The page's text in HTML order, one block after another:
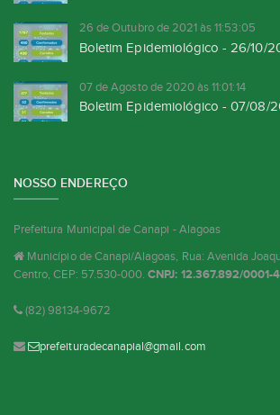
26 de Outubro de 2021 às 11:53:05
Boletim Epidemiológico - 26/10/
07 de Agosto de 2020 às 11:01:14
Boletim Epidemiológico - 07/08/
NOSSO ENDEREÇO
Prefeitura Municipal de Canapi - Alagoas
Município de Canapi/Alagoas, Rua: Avenida
Centro, CEP: 57.530-000.CNPJ: 12.367.892/0001-
(82) 98134-9672
prefeituradecanapial@gmail.com